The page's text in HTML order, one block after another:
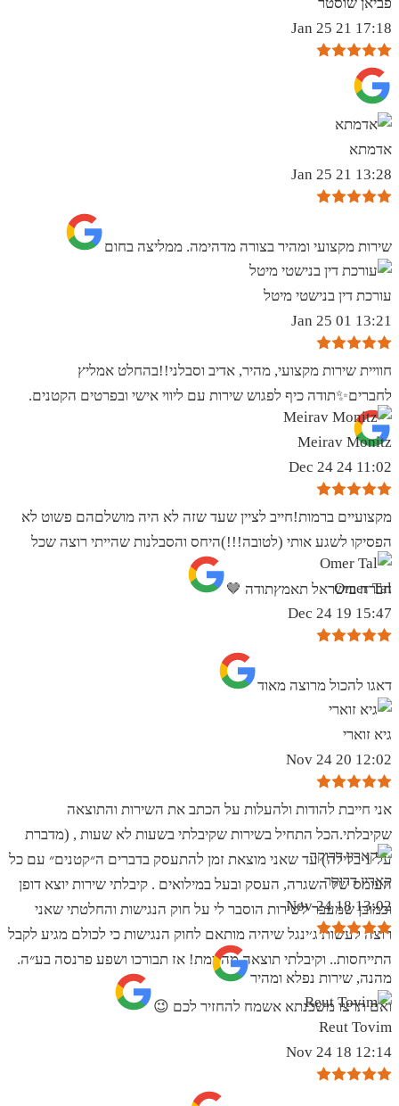
פביאן שוסטר
17:18 21 Jan 25
אדמתא
13:28 21 Jan 25
שירות מקצועי ומהיר בצורה מדהימה. ממליצה בחום
עורכת דין בנישטי מיטל
13:21 01 Jan 25
חוויית שירות מקצועי, מהיר, אדיב וסבלני!!בהחלט אמליץ
לחברים✨️תודה כיף לפגוש שירות עם ליווי אישי ובפרטים הקטנים.
Meirav Monitz
11:02 24 Dec 24
מקצועיים ברמות!חייב לציין שעד שזה לא היה מושלםהם פשוט לא
הפסיקו לשגע אותי (לטובה!!!)היחס והסבלנות שהייתי רוצה שכל
חברה בישראל תאמץתודה 🤎
Omer Tal
15:47 19 Dec 24
‏דאגו להכול מרוצה מאוד
גיא זוארי
12:02 20 Nov 24
אני חייבת להודות ולהעלות על הכתב את השירות והתוצאה
שקיבלתי.הכל התחיל בשירות שקיבלתי בשעות לא שעות , (מדברת
על 1 בלילה) עד שאני מוצאת זמן להתעסק בדברים ה״קטנים״ עם כל
העומס של השגרה, העסק ובעל במילואים . קיבלתי שירות יוצא דופן
וכמובן שמעבר לשירות הוסבר לי על חוק הנגישות והחלטתי שאני
רוצה לעשות ג׳ינגל שיהיה מותאם לחוק הנגישות כי לכולם מגיע לקבל
התייחסות.. וקיבלתי תוצאה מהממת! אז תבורכו ושפע פרנסה בע״ה.
ואם תרצו משכנתא אשמח להחזיר לכם 😉
קארין דרוקר
13:02 18 Nov 24
מהנה, שירות נפלא ומהיר
Reut Tovim
12:14 18 Nov 24